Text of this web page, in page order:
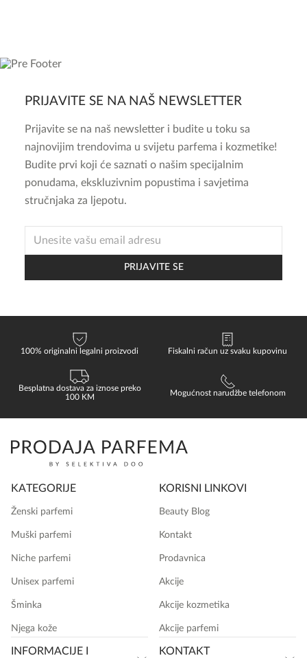
PRIJAVITE SE NA NAŠ NEWSLETTER
Prijavite se na naš newsletter i budite u toku sa
najnovijim trendovima u svijetu parfema i kozmetike!
Budite prvi koji će saznati o našim specijalnim
ponudama, ekskluzivnim popustima i savjetima
stručnjaka za ljepotu.
EMAIL
PRIJAVITE SE
100% originalni legalni proizvodi Fiskalni račun uz svaku kupovinu
Besplatna dostava za iznose preko
100 KM
Mogućnost narudžbe telefonom
KATEGORIJE
Ženski parfemi
Muški parfemi
Niche parfemi
Unisex parfemi
Šminka
Njega kože
KORISNI LINKOVI
Beauty Blog
Kontakt
Prodavnica
Akcije
Akcije kozmetika
Akcije parfemi
INFORMACIJE I
KONTAKT